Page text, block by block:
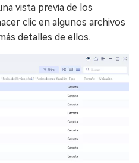
vista previa de los
clic en algunos archivos
detalles de ellos.